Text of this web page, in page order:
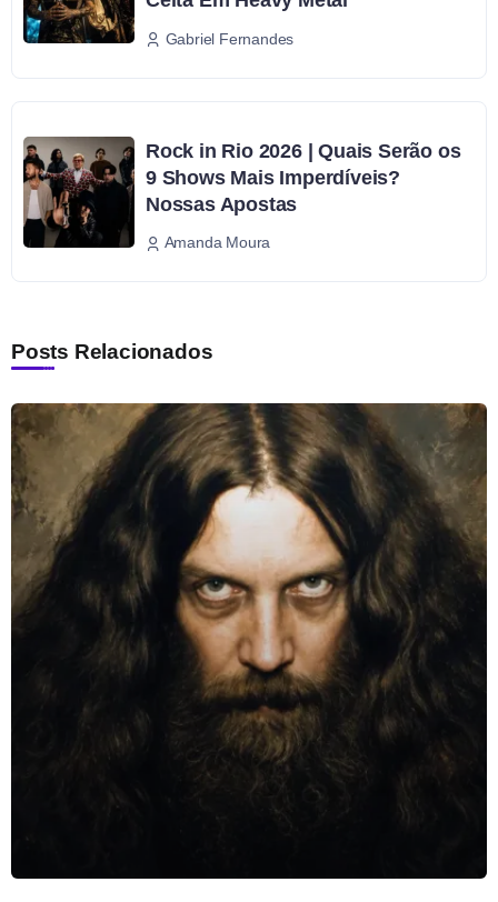
Gabriel Fernandes
Rock in Rio 2026 | Quais Serão os
9 Shows Mais Imperdíveis?
Nossas Apostas
Amanda Moura
Posts Relacionados